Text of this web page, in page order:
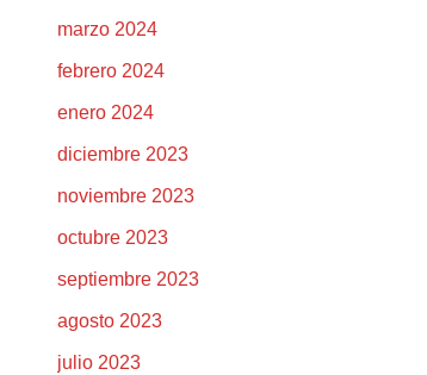
marzo 2024
febrero 2024
enero 2024
diciembre 2023
noviembre 2023
octubre 2023
septiembre 2023
agosto 2023
julio 2023